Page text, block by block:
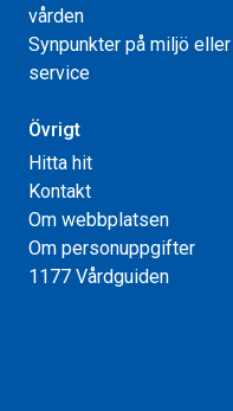
vården
Synpunkter på miljö eller
service
Övrigt
Hitta hit
Kontakt
Om webbplatsen
Om personuppgifter
1177 Vårdguiden